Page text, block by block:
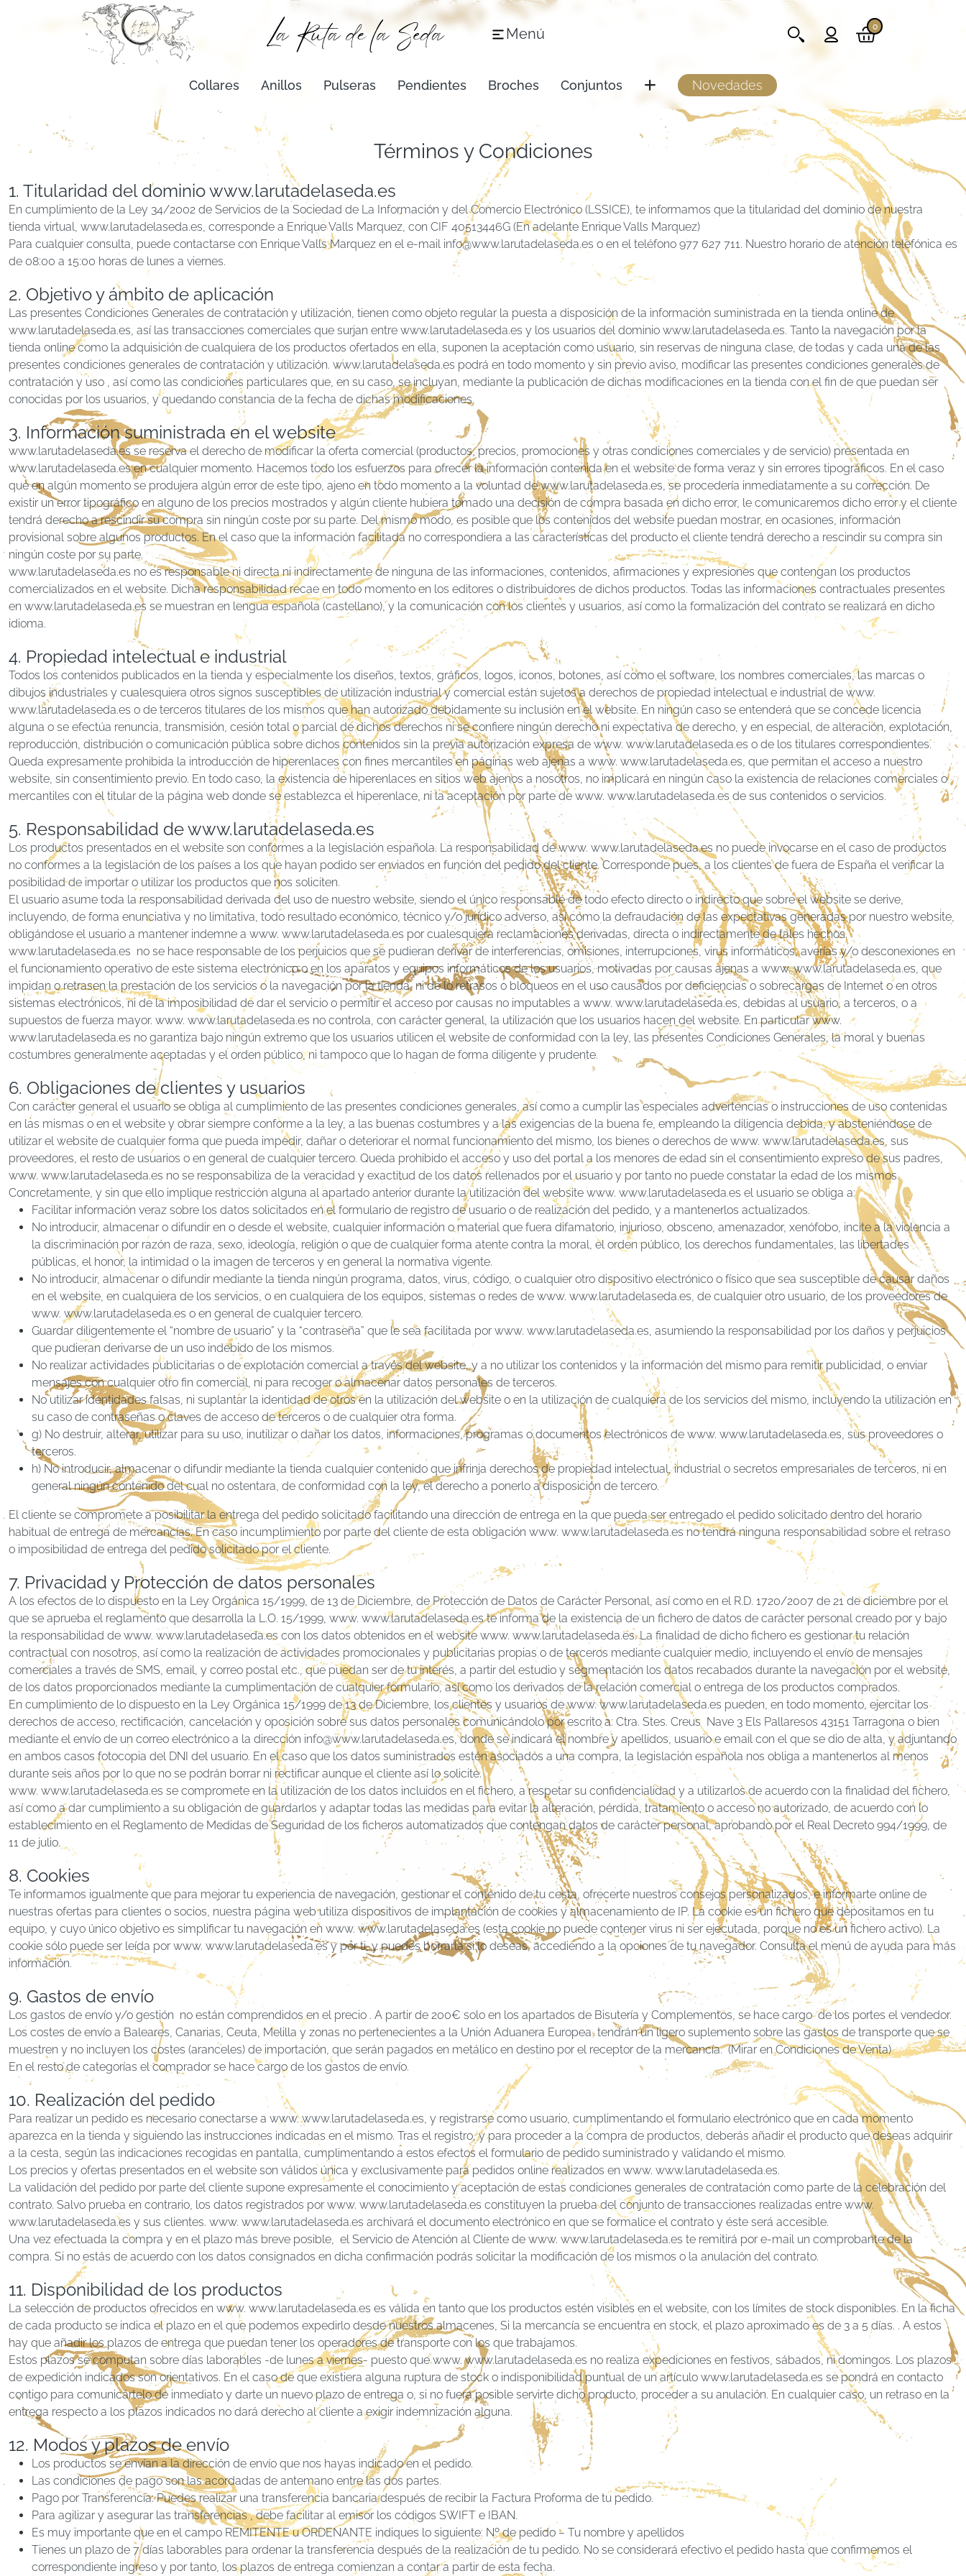
Menú 0
Collares Anillos Pulseras Pendientes Broches Conjuntos Novedades
Términos y Condiciones
1. Titularidad del dominio www.larutadelaseda.es
En cumplimiento de la Ley 34/2002 de Servicios de la Sociedad de La Información y del Comercio Electrónico (LSSICE), te informamos que la titularidad del dominio de nuestra
tienda virtual, www.larutadelaseda.es, corresponde a Enrique Valls Marquez, con CIF 40513446G (En adelante Enrique Valls Marquez)
Para cualquier consulta, puede contactarse con Enrique Valls Marquez en el e-mail info@www.larutadelaseda.es o en el teléfono 977 627 711. Nuestro horario de atención telefónica es
de 08:00 a 15:00 horas de lunes a viernes.
2. Objetivo y ámbito de aplicación
Las presentes Condiciones Generales de contratación y utilización, tienen como objeto regular la puesta a disposición de la información suministrada en la tienda online de
www.larutadelaseda.es, así las transacciones comerciales que surjan entre www.larutadelaseda.es y los usuarios del dominio www.larutadelaseda.es. Tanto la navegación por la
tienda online como la adquisición de cualquiera de los productos ofertados en ella, suponen la aceptación como usuario, sin reservas de ninguna clase, de todas y cada una de las
presentes condiciones generales de contratación y utilización. www.larutadelaseda.es podrá en todo momento y sin previo aviso, modificar las presentes condiciones generales de
contratación y uso , así como las condiciones particulares que, en su caso, se incluyan, mediante la publicación de dichas modificaciones en la tienda con el fin de que puedan ser
conocidas por los usuarios, y quedando constancia de la fecha de dichas modificaciones.
3. Información suministrada en el website
www.larutadelaseda.es se reserva el derecho de modificar la oferta comercial (productos, precios, promociones y otras condiciones comerciales y de servicio) presentada en
www.larutadelaseda.es en cualquier momento. Hacemos todo los esfuerzos para ofrecer la información contenida en el website de forma veraz y sin errores tipográficos. En el caso
que en algún momento se produjera algún error de este tipo, ajeno en todo momento a la voluntad de www.larutadelaseda.es, se procedería inmediatamente a su corrección. De
existir un error tipográfico en alguno de los precios mostrados y algún cliente hubiera tomado una decisión de compra basada en dicho error, le comunicaremos dicho error y el cliente
tendrá derecho a rescindir su compra sin ningún coste por su parte. Del mismo modo, es posible que los contenidos del website puedan mostrar, en ocasiones, información
provisional sobre algunos productos. En el caso que la información facilitada no correspondiera a las características del producto el cliente tendrá derecho a rescindir su compra sin
ningún coste por su parte.
www.larutadelaseda.es no es responsable ni directa ni indirectamente de ninguna de las informaciones, contenidos, afirmaciones y expresiones que contengan los productos
comercializados en el website. Dicha responsabilidad recae en todo momento en los editores o distribuidores de dichos productos. Todas las informaciones contractuales presentes
en www.larutadelaseda.es se muestran en lengua española (castellano), y la comunicación con los clientes y usuarios, así como la formalización del contrato se realizará en dicho
idioma.
4. Propiedad intelectual e industrial
Todos los contenidos publicados en la tienda y especialmente los diseños, textos, gráficos, logos, iconos, botones, así como el software, los nombres comerciales, las marcas o
dibujos industriales y cualesquiera otros signos susceptibles de utilización industrial y comercial están sujetos a derechos de propiedad intelectual e industrial de www.
www.larutadelaseda.es o de terceros titulares de los mismos que han autorizado debidamente su inclusión en el website. En ningún caso se entenderá que se concede licencia
alguna o se efectúa renuncia, transmisión, cesión total o parcial de dichos derechos ni se confiere ningún derecho ni expectativa de derecho, y en especial, de alteración, explotación,
reproducción, distribución o comunicación pública sobre dichos contenidos sin la previa autorización expresa de www. www.larutadelaseda.es o de los titulares correspondientes.
Queda expresamente prohibida la introducción de hiperenlaces con fines mercantiles en páginas web ajenas a www. www.larutadelaseda.es, que permitan el acceso a nuestro
website, sin consentimiento previo. En todo caso, la existencia de hiperenlaces en sitios web ajenos a nosotros, no implicará en ningún caso la existencia de relaciones comerciales o
mercantiles con el titular de la página web donde se establezca el hiperenlace, ni la aceptación por parte de www. www.larutadelaseda.es de sus contenidos o servicios.
5. Responsabilidad de www.larutadelaseda.es
Los productos presentados en el website son conformes a la legislación española. La responsabilidad de www. www.larutadelaseda.es no puede invocarse en el caso de productos
no conformes a la legislación de los países a los que hayan podido ser enviados en función del pedido del cliente. Corresponde pues, a los clientes de fuera de España el verificar la
posibilidad de importar o utilizar los productos que nos soliciten.
El usuario asume toda la responsabilidad derivada del uso de nuestro website, siendo el único responsable de todo efecto directo o indirecto que sobre el website se derive,
incluyendo, de forma enunciativa y no limitativa, todo resultado económico, técnico y/o jurídico adverso, así como la defraudación de las expectativas generadas por nuestro website,
obligándose el usuario a mantener indemne a www. www.larutadelaseda.es por cualesquiera reclamaciones derivadas, directa o indirectamente de tales hechos.
www.larutadelaseda.es no se hace responsable de los perjuicios que se pudieran derivar de interferencias, omisiones, interrupciones, virus informáticos, averías y/o desconexiones en
el funcionamiento operativo de este sistema electrónico o en los aparatos y equipos informáticos de los usuarios, motivadas por causas ajenas a www. www.larutadelaseda.es, que
impidan o retrasen la prestación de los servicios o la navegación por la tienda, ni de lo retrasos o bloqueos en el uso causados por deficiencias o sobrecargas de Internet o en otros
sistemas electrónicos, ni de la imposibilidad de dar el servicio o permitir el acceso por causas no imputables a www. www.larutadelaseda.es, debidas al usuario, a terceros, o a
supuestos de fuerza mayor. www. www.larutadelaseda.es no controla, con carácter general, la utilización que los usuarios hacen del website. En particular www.
www.larutadelaseda.es no garantiza bajo ningún extremo que los usuarios utilicen el website de conformidad con la ley, las presentes Condiciones Generales, la moral y buenas
costumbres generalmente aceptadas y el orden público, ni tampoco que lo hagan de forma diligente y prudente.
6. Obligaciones de clientes y usuarios
Con carácter general el usuario se obliga al cumplimiento de las presentes condiciones generales, así como a cumplir las especiales advertencias o instrucciones de uso contenidas
en las mismas o en el website y obrar siempre conforme a la ley, a las buenas costumbres y a las exigencias de la buena fe, empleando la diligencia debida, y absteniéndose de
utilizar el website de cualquier forma que pueda impedir, dañar o deteriorar el normal funcionamiento del mismo, los bienes o derechos de www. www.larutadelaseda.es, sus
proveedores, el resto de usuarios o en general de cualquier tercero. Queda prohibido el acceso y uso del portal a los menores de edad sin el consentimiento expreso de sus padres,
www. www.larutadelaseda.es no se responsabiliza de la veracidad y exactitud de los datos rellenados por el usuario y por tanto no puede constatar la edad de los mismos.
Concretamente, y sin que ello implique restricción alguna al apartado anterior durante la utilización del website www. www.larutadelaseda.es el usuario se obliga a:
Facilitar información veraz sobre los datos solicitados en el formulario de registro de usuario o de realización del pedido, y a mantenerlos actualizados.
No introducir, almacenar o difundir en o desde el website, cualquier información o material que fuera difamatorio, injurioso, obsceno, amenazador, xenófobo, incite a la violencia a
la discriminación por razón de raza, sexo, ideología, religión o que de cualquier forma atente contra la moral, el orden público, los derechos fundamentales, las libertades
públicas, el honor, la intimidad o la imagen de terceros y en general la normativa vigente.
No introducir, almacenar o difundir mediante la tienda ningún programa, datos, virus, código, o cualquier otro dispositivo electrónico o físico que sea susceptible de causar daños
en el website, en cualquiera de los servicios, o en cualquiera de los equipos, sistemas o redes de www. www.larutadelaseda.es, de cualquier otro usuario, de los proveedores de
www. www.larutadelaseda.es o en general de cualquier tercero.
Guardar diligentemente el “nombre de usuario” y la “contraseña” que le sea facilitada por www. www.larutadelaseda.es, asumiendo la responsabilidad por los daños y perjuicios
que pudieran derivarse de un uso indebido de los mismos.
No realizar actividades publicitarias o de explotación comercial a través del website, y a no utilizar los contenidos y la información del mismo para remitir publicidad, o enviar
mensajes con cualquier otro fin comercial, ni para recoger o almacenar datos personales de terceros.
No utilizar identidades falsas, ni suplantar la identidad de otros en la utilización del website o en la utilización de cualquiera de los servicios del mismo, incluyendo la utilización en
su caso de contraseñas o claves de acceso de terceros o de cualquier otra forma.
g) No destruir, alterar, utilizar para su uso, inutilizar o dañar los datos, informaciones, programas o documentos electrónicos de www. www.larutadelaseda.es, sus proveedores o
terceros.
h) No introducir, almacenar o difundir mediante la tienda cualquier contenido que infrinja derechos de propiedad intelectual, industrial o secretos empresariales de terceros, ni en
general ningún contenido del cual no ostentara, de conformidad con la ley, el derecho a ponerlo a disposición de tercero.
El cliente se compromete a posibilitar la entrega del pedido solicitado facilitando una dirección de entrega en la que pueda ser entregado el pedido solicitado dentro del horario
habitual de entrega de mercancías. En caso incumplimiento por parte del cliente de esta obligación www. www.larutadelaseda.es no tendrá ninguna responsabilidad sobre el retraso
o imposibilidad de entrega del pedido solicitado por el cliente.
7. Privacidad y Protección de datos personales
A los efectos de lo dispuesto en la Ley Orgánica 15/1999, de 13 de Diciembre, de Protección de Datos de Carácter Personal, así como en el R.D. 1720/2007 de 21 de diciembre por el
que se aprueba el reglamento que desarrolla la L.O. 15/1999, www. www.larutadelaseda.es te informa de la existencia de un fichero de datos de carácter personal creado por y bajo
la responsabilidad de www. www.larutadelaseda.es con los datos obtenidos en el website www. www.larutadelaseda.es. La finalidad de dicho fichero es gestionar tu relación
contractual con nosotros, así como la realización de actividades promocionales y publicitarias propias o de terceros mediante cualquier medio, incluyendo el envío de mensajes
comerciales a través de SMS, email, y correo postal etc., que puedan ser de tu interés, a partir del estudio y segmentación los datos recabados durante la navegación por el website,
de los datos proporcionados mediante la cumplimentación de cualquier formulario, así como los derivados de la relación comercial o entrega de los productos comprados.
En cumplimiento de lo dispuesto en la Ley Orgánica 15/1999 de 13 de Diciembre, los clientes y usuarios de www. www.larutadelaseda.es pueden, en todo momento, ejercitar los
derechos de acceso, rectificación, cancelación y oposición sobre sus datos personales comunicándolo por escrito a: Ctra. Stes. Creus Nave 3 Els Pallaresos 43151 Tarragona o bien
mediante el envío de un correo electrónico a la dirección info@www.larutadelaseda.es, donde se indicará el nombre y apellidos, usuario e email con el que se dio de alta, y adjuntando
en ambos casos fotocopia del DNI del usuario. En el caso que los datos suministrados estén asociados a una compra, la legislación española nos obliga a mantenerlos al menos
durante seis años por lo que no se podrán borrar ni rectificar aunque el cliente así lo solicite.
www. www.larutadelaseda.es se compromete en la utilización de los datos incluidos en el fichero, a respetar su confidencialidad y a utilizarlos de acuerdo con la finalidad del fichero,
así como a dar cumplimiento a su obligación de guardarlos y adaptar todas las medidas para evitar la alteración, pérdida, tratamiento o acceso no autorizado, de acuerdo con lo
establecimiento en el Reglamento de Medidas de Seguridad de los ficheros automatizados que contengan datos de carácter personal, aprobando por el Real Decreto 994/1999, de
11 de julio.
8. Cookies
Te informamos igualmente que para mejorar tu experiencia de navegación, gestionar el contenido de tu cesta, ofrecerte nuestros consejos personalizados, e informarte online de
nuestras ofertas para clientes o socios, nuestra página web utiliza dispositivos de implantación de cookies y almacenamiento de IP. La cookie es un fichero que depositamos en tu
equipo, y cuyo único objetivo es simplificar tu navegación en www. www.larutadelaseda.es (esta cookie no puede contener virus ni ser ejecutada, porque no es un fichero activo). La
cookie sólo puede ser leída por www. www.larutadelaseda.es y por ti, y puedes borrarla si lo deseas, accediendo a la opciones de tu navegador. Consulta el menú de ayuda para más
información.
9. Gastos de envío
Los gastos de envío y/o gestión no están comprendidos en el precio . A partir de 200€ solo en los apartados de Bisutería y Complementos, se hace cargo de los portes el vendedor.
Los costes de envío a Baleares, Canarias, Ceuta, Melilla y zonas no pertenecientes a la Unión Aduanera Europea tendrán un ligero suplemento sobre las gastos de transporte que se
muestren y no incluyen los costes (aranceles) de importación, que serán pagados en metálico en destino por el receptor de la mercancía. (Mirar en Condiciones de Venta)
En el resto de categorías el comprador se hace cargo de los gastos de envío.
10. Realización del pedido
Para realizar un pedido es necesario conectarse a www. www.larutadelaseda.es, y registrarse como usuario, cumplimentando el formulario electrónico que en cada momento
aparezca en la tienda y siguiendo las instrucciones indicadas en el mismo. Tras el registro, y para proceder a la compra de productos, deberás añadir el producto que deseas adquirir
a la cesta, según las indicaciones recogidas en pantalla, cumplimentando a estos efectos el formulario de pedido suministrado y validando el mismo.
Los precios y ofertas presentados en el website son válidos única y exclusivamente para pedidos online realizados en www. www.larutadelaseda.es.
La validación del pedido por parte del cliente supone expresamente el conocimiento y aceptación de estas condiciones generales de contratación como parte de la celebración del
contrato. Salvo prueba en contrario, los datos registrados por www. www.larutadelaseda.es constituyen la prueba del conjunto de transacciones realizadas entre www.
www.larutadelaseda.es y sus clientes. www. www.larutadelaseda.es archivará el documento electrónico en que se formalice el contrato y éste será accesible.
Una vez efectuada la compra y en el plazo más breve posible, el Servicio de Atención al Cliente de www. www.larutadelaseda.es te remitirá por e-mail un comprobante de la
compra. Si no estás de acuerdo con los datos consignados en dicha confirmación podrás solicitar la modificación de los mismos o la anulación del contrato.
11. Disponibilidad de los productos
La selección de productos ofrecidos en www. www.larutadelaseda.es es válida en tanto que los productos estén visibles en el website, con los límites de stock disponibles. En la ficha
de cada producto se indica el plazo en el que podemos expedirlo desde nuestros almacenes, Si la mercancía se encuentra en stock, el plazo aproximado es de 3 a 5 días. . A estos
hay que añadir los plazos de entrega que puedan tener los operadores de transporte con los que trabajamos.
Estos plazos se computan sobre días laborables -de lunes a viernes- puesto que www. www.larutadelaseda.es no realiza expediciones en festivos, sábados, ni domingos. Los plazos
de expedición indicados son orientativos. En el caso de que existiera alguna ruptura de stock o indisponibilidad puntual de un artículo www.larutadelaseda.es se pondrá en contacto
contigo para comunicártelo de inmediato y darte un nuevo plazo de entrega o, si no fuera posible servirte dicho producto, proceder a su anulación. En cualquier caso, un retraso en la
entrega respecto a los plazos indicados no dará derecho al cliente a exigir indemnización alguna.
12. Modos y plazos de envío
Los productos se envían a la dirección de envío que nos hayas indicado en el pedido.
Las condiciones de pago son las acordadas de antemano entre las dos partes.
Pago por Transferencia: Puedes realizar una transferencia bancaria después de recibir la Factura Proforma de tu pedido.
Para agilizar y asegurar las transferencias , debe facilitar al emisor los códigos SWIFT e IBAN.
Es muy importante que en el campo REMITENTE u ORDENANTE indiques lo siguiente: Nº de pedido – Tu nombre y apellidos
Tienes un plazo de 7 días laborables para ordenar la transferencia después de la realización de tu pedido. No se considerará efectivo el pedido hasta que confirmemos el
correspondiente ingreso y por tanto, los plazos de entrega comienzan a contar a partir de esta fecha.